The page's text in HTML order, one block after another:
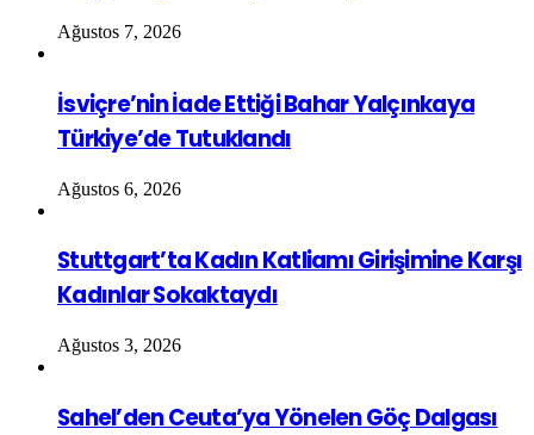
Ağustos 7, 2026
İsviçre’nin İade Ettiği Bahar Yalçınkaya
Türkiye’de Tutuklandı
Ağustos 6, 2026
Stuttgart’ta Kadın Katliamı Girişimine Karşı
Kadınlar Sokaktaydı
Ağustos 3, 2026
Sahel’den Ceuta’ya Yönelen Göç Dalgası